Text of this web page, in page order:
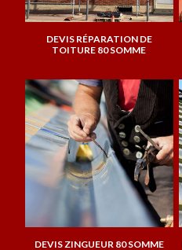
DEVIS RÉPARATION DE
TOITURE 80 SOMME
DEVIS ZINGUEUR 80 SOMME